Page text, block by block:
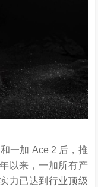
一加 Ace 2 后，推
以来，一加所有产
力已达到行业顶级